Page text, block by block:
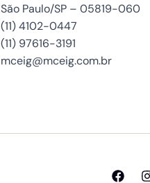
São Paulo/SP – 05819-060
(11) 4102-0447
(11) 97616-3191
mceig@mceig.com.br